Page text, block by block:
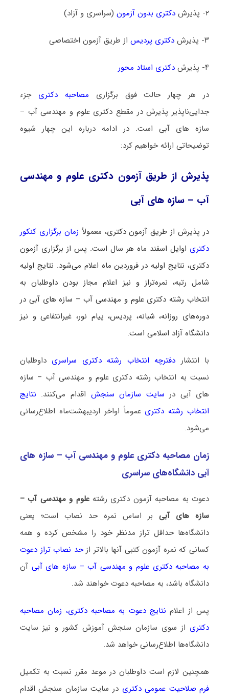
۲- پذیرش دکتری بدون آزمون(سراسری و آزاد)
۳- پذیرش دکتری پردیساز طریق آزمون اختصاصی
۴- پذیرش دکتری استاد محور
در هر چهار حالت فوق برگزاری مصاحبه دکتری جزء
جدایی‌ناپذیر پذیرش در مقطع دکتری علوم و مهندسی آب –
سازه ‌های آبی است. در ادامه درباره این چهار شیوه
توضیحاتی ارائه خواهیم کرد:
پذیرش از طریق آزمون دکتری علوم و مهندسی
آب – سازه ‌های آبی
در پذیرش از طریق آزمون دکتری، معمولاً زمان برگزاری کنکور
دکتری اوایل اسفند ماه هر سال است. پس از برگزاری آزمون
دکتری، نتایج اولیه در فروردین ماه اعلام می‌شود. نتایج اولیه
شامل رتبه، نمره‌تراز و نیز اعلام مجاز بودن داوطلبان به
انتخاب رشته دکتری علوم و مهندسی آب – سازه ‌های آبی در
دوره‌های روزانه، شبانه، پردیس، پیام نور، غیرانتفاعی و نیز
دانشگاه آزاد اسلامی است.
با انتشار دفترچه انتخاب رشته دکتری سراسری داوطلبان
نسبت به انتخاب رشته دکتری علوم و مهندسی آب – سازه
‌های آبی در سایت سازمان سنجش اقدام می‌کنند. نتایج
انتخاب رشته دکتری عموماً اواخر اردیبهشت‌ماه اطلاع‌رسانی
می‌شود.
زمان مصاحبه دکتری علوم و مهندسی آب – سازه ‌های
آبی دانشگاه‌های سراسری
دعوت به مصاحبه آزمون دکتری رشتهعلوم و مهندسی آب –
سازه ‌های آبیبر اساس نمره حد نصاب است؛ یعنی
دانشگاه‌ها حداقل تراز مدنظر خود را مشخص کرده و همه
کسانی که نمره آزمون کتبی آنها بالاتر ازحد نصاب تراز دعوت
به مصاحبه دکتری علوم و مهندسی آب – سازه ‌های آبی آن
دانشگاه باشد، به مصاحبه دعوت خواهند شد.
پس از اعلام نتایج دعوت به مصاحبه دکتری، زمان مصاحبه
دکتری از سوی سازمان سنجش آموزش کشور و نیز سایت
دانشگاه‌ها اطلاع‌رسانی خواهد شد.
همچنین لازم است داوطلبان در موعد مقرر نسبت به تکمیل
فرم صلاحیت عمومی دکتری در سایت سازمان سنجش اقدام